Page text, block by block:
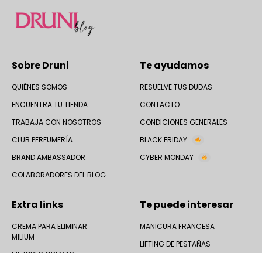
Sobre Druni
QUIÉNES SOMOS
ENCUENTRA TU TIENDA
TRABAJA CON NOSOTROS
CLUB PERFUMERÍA
BRAND AMBASSADOR
COLABORADORES DEL BLOG
Te ayudamos
RESUELVE TUS DUDAS
CONTACTO
CONDICIONES GENERALES
BLACK FRIDAY
CYBER MONDAY
Extra links
CREMA PARA ELIMINAR
MILIUM
Te puede interesar
MANICURA FRANCESA
LIFTING DE PESTAÑAS